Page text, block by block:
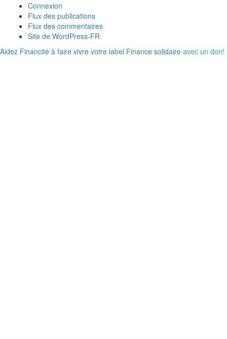
Connexion
Flux des publications
Flux des commentaires
Site de WordPress-FR
Aidez Financité à faire vivre votre label Finance solidaire avec un don!